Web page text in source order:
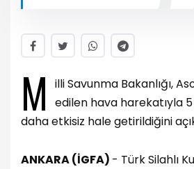
M
illi Savunma Bakanlığı,
edilen hava harekatıyla 5
daha etkisiz hale getirildiğini
ANKARA (İGFA) - Türk Silahlı